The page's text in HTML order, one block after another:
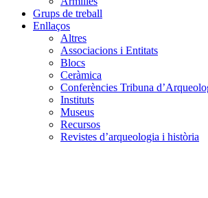
Grups de treball
Enllaços
Altres
Associacions i Entitats
Blocs
Ceràmica
Conferències Tribuna
Instituts
Museus
Recursos
Revistes d’arqueologia i història